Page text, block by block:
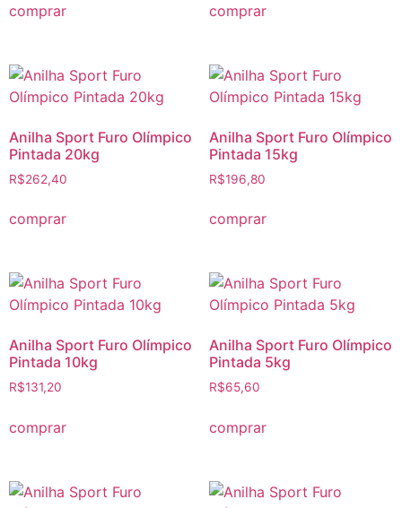
comprar comprar
Anilha Sport Furo Olímpico
Pintada 20kg
R$262,40
comprar
Anilha Sport Furo Olímpico
Pintada 15kg
R$196,80
comprar
Anilha Sport Furo Olímpico
Pintada 10kg
R$131,20
comprar
Anilha Sport Furo Olímpico
Pintada 5kg
R$65,60
comprar